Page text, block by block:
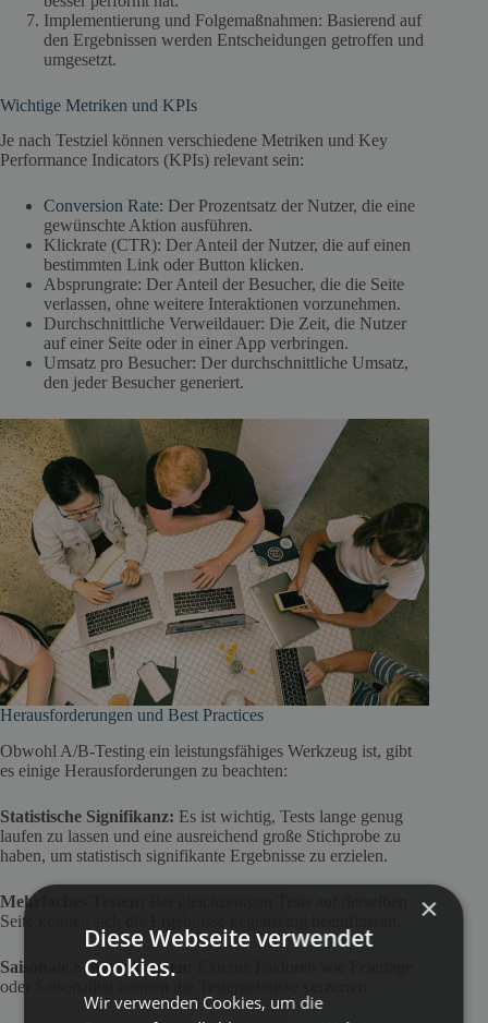
Implementierung und Folgemaßnahmen: Basierend auf
den Ergebnissen werden Entscheidungen getroffen und
umgesetzt.
Wichtige Metriken und KPIs
Je nach Testziel können verschiedene Metriken und Key
Performance Indicators (KPIs) relevant sein:
Conversion Rate: Der Prozentsatz der Nutzer, die eine
gewünschte Aktion ausführen.
Klickrate (CTR): Der Anteil der Nutzer, die auf einen
bestimmten Link oder Button klicken.
Absprungrate: Der Anteil der Besucher, die die Seite
verlassen, ohne weitere Interaktionen vorzunehmen.
Durchschnittliche Verweildauer: Die Zeit, die Nutzer
auf einer Seite oder in einer App verbringen.
Umsatz pro Besucher: Der durchschnittliche Umsatz,
den jeder Besucher generiert.
Herausforderungen und Best Practices
Obwohl A/B-Testing ein leistungsfähiges Werkzeug ist, gibt
es einige Herausforderungen zu beachten:
Statistische Signifikanz: Es ist wichtig, Tests lange genug
laufen zu lassen und eine ausreichend große Stichprobe zu
haben, um statistisch signifikante Ergebnisse zu erzielen.
Mehrfaches Testen:
Seite können sich die Ergebnisse gegenseitig beeinflussen.
Saisonale Schwankungen:
oder Saisonalität können die Testergebnisse verzerren.
×
Diese Webseite verwendet
Cookies.
Wir verwenden Cookies, um die